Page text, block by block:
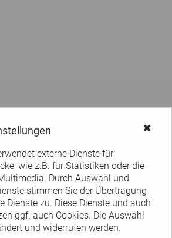
externe Dienste für
wie z.B. für Statistiken oder die
Durch Auswahl und
stimmen Sie der Übertragung
Dienste zu. Diese Dienste und auch
ggf. auch Cookies. Die Auswahl
und widerrufen werden.
✖